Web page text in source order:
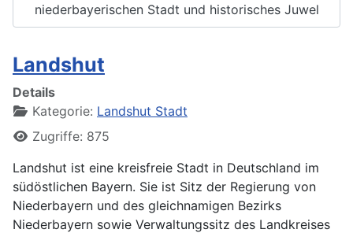
niederbayerischen Stadt und historisches Juwel
Landshut
Details
Kategorie: Landshut Stadt
Zugriffe: 875
Landshut ist eine kreisfreie Stadt in Deutschland im
südöstlichen Bayern. Sie ist Sitz der Regierung von
Niederbayern und des gleichnamigen Bezirks
Niederbayern sowie Verwaltungssitz des Landkreises